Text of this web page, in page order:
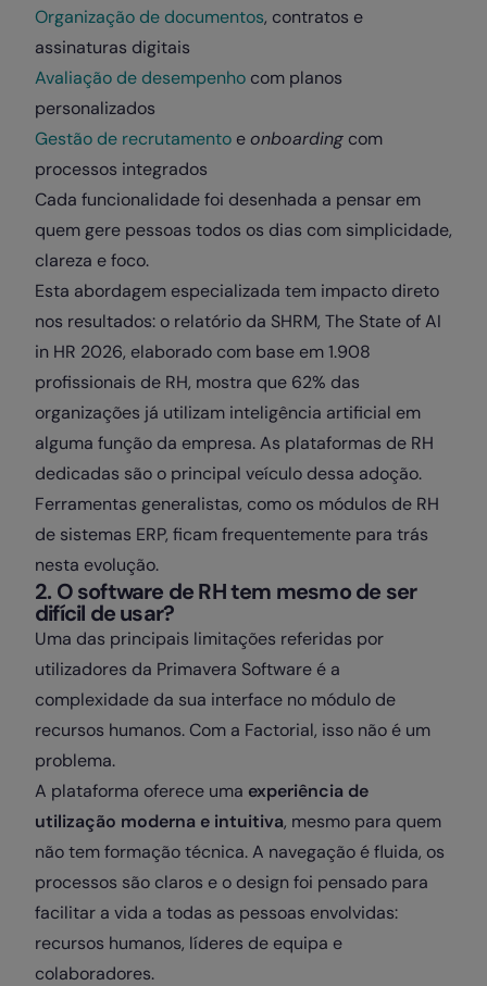
Organização de documentos, contratos e
assinaturas digitais
Avaliação de desempenho com planos
personalizados
Gestão de recrutamento eonboarding com
processos integrados
Cada funcionalidade foi desenhada a pensar em
quem gere pessoas todos os dias com simplicidade,
clareza e foco.
Esta abordagem especializada tem impacto direto
nos resultados: o relatório da SHRM, The State of AI
in HR 2026, elaborado com base em 1.908
profissionais de RH, mostra que 62% das
organizações já utilizam inteligência artificial em
alguma função da empresa. As plataformas de RH
dedicadas são o principal veículo dessa adoção.
Ferramentas generalistas, como os módulos de RH
de sistemas ERP, ficam frequentemente para trás
nesta evolução.
2. O software de RH tem mesmo de ser
difícil de usar?
Uma das principais limitações referidas por
utilizadores da Primavera Software é a
complexidade da sua interface no módulo de
recursos humanos. Com a Factorial, isso não é um
problema.
A plataforma oferece uma experiência de
utilização moderna e intuitiva, mesmo para quem
não tem formação técnica. A navegação é fluida, os
processos são claros e o design foi pensado para
facilitar a vida a todas as pessoas envolvidas:
recursos humanos, líderes de equipa e
colaboradores.